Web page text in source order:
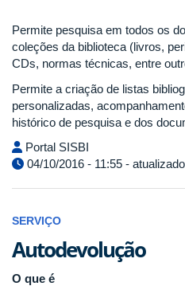
Permite pesquisa em todos os
coleções da biblioteca (livros,
CDs, normas técnicas, entre
Permite a criação de listas
personalizadas,
histórico de pesquisa e dos
Portal SISBI
04/10/2016 - 11:55 -
SERVIÇO
Autodevolução
O que é